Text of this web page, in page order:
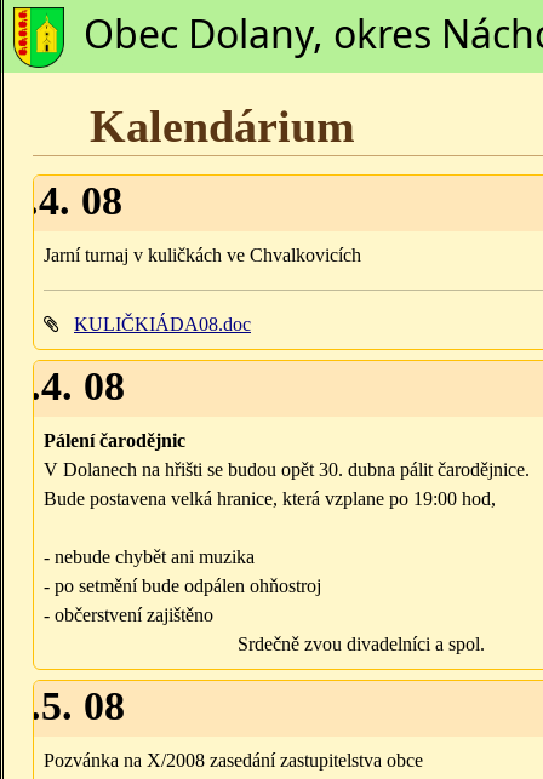
Obec Dolany, okres
Kalendárium
08
Jarní turnaj v kuličkách ve Chvalkovicích
KULIČKIÁDA08.doc
08
Pálení čarodějnic
V Dolanech na hřišti se budou opět 30. dubna pálit čarodějnice.
Bude postavena velká hranice, která vzplane po 19:00 hod,
- nebude chybět ani muzika
- po setmění bude odpálen ohňostroj
- občerstvení zajištěno
Srdečně zvou divadelníci a spol.
08
Pozvánka na X/2008 zasedání zastupitelstva obce